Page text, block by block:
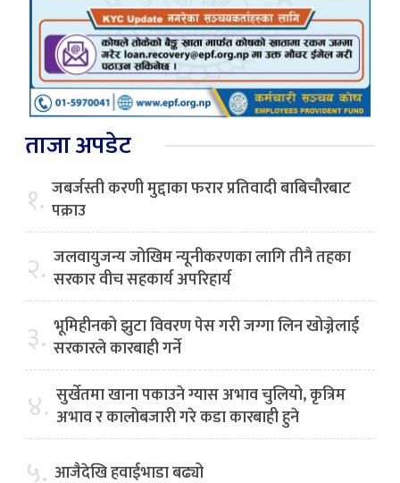
ताजा अपडेट
१. जबर्जस्ती करणी मुद्दाका फरार प्रतिवादी बाबिचौरबाट
पक्राउ
२. जलवायुजन्य जोखिम न्यूनीकरणका लागि तीनै तहका
सरकार वीच सहकार्य अपरिहार्य
३. भूमिहीनको झुटा विवरण पेस गरी जग्गा लिन खोज्नेलाई
सरकारले कारबाही गर्ने
४. सुर्खेतमा खाना पकाउने ग्यास अभाव चुलियो, कृत्रिम
अभाव र कालोबजारी गरे कडा कारबाही हुने
५. आजैदेखि हवाईभाडा बढ्यो